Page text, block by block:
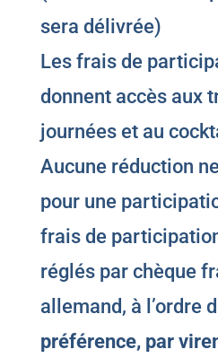
sera délivrée)
Les frais de
donnent accès aux
journées et au
Aucune réduction
pour une
frais de
réglés par chèque
allemand, à l’ordre
préférence, par